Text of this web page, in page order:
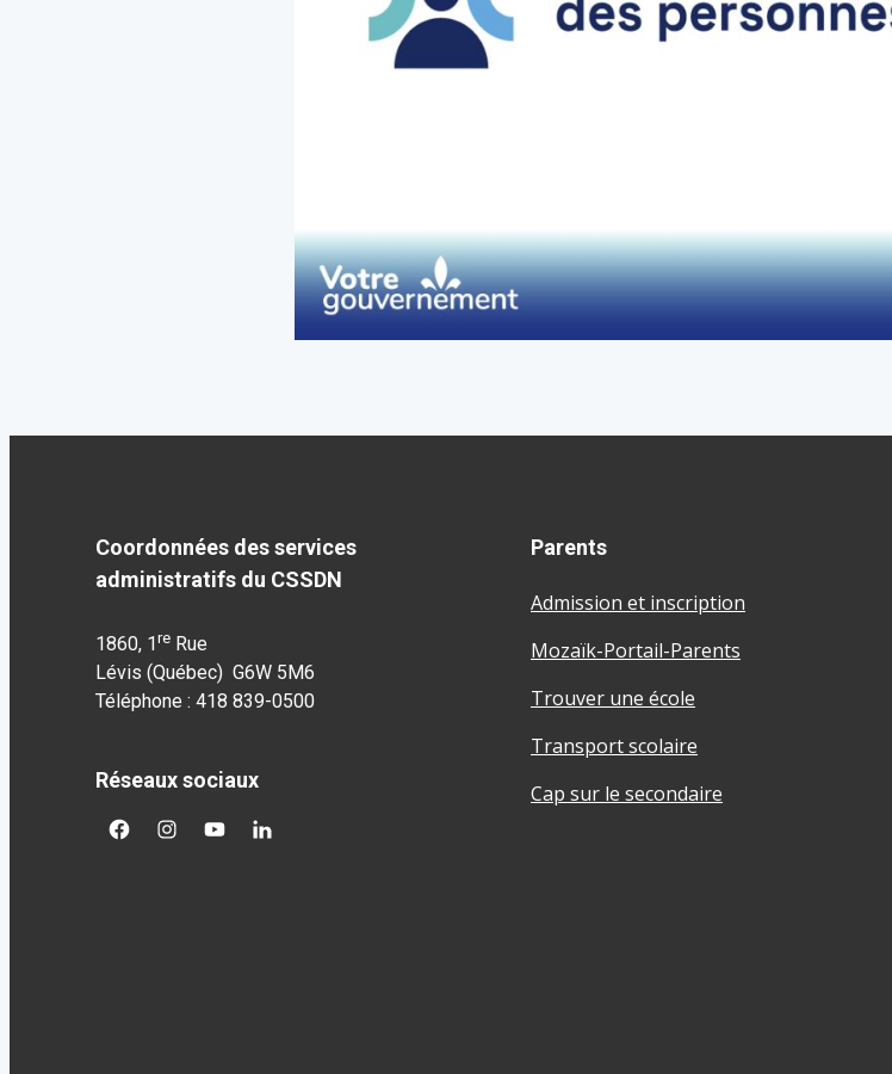
Coordonnées des services
administratifs du CSSDN
1860, 1 re Rue
Lévis (Québec) G6W 5M6
Téléphone : 418 839-0500
Réseaux sociaux
facebookgoogleplus
googleplusgoogleplus
Parents
Admission et inscription
Mozaïk-Portail-Parents
Trouver une école
Transport scolaire
Cap sur le secondaire